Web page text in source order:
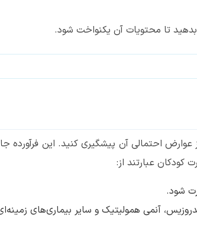
تا محتویات آن یکنواخت شود.
عوارض احتمالی آن پیشگیری کنید. این فرآورده
عبارتند از:
شود.
آنمی همولیتیک و سایر بیماری‌های